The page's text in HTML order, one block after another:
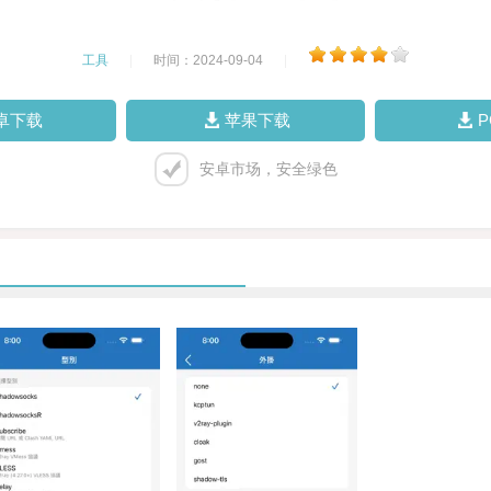
工具 时间：2024-09-04
下载 苹果下载
安卓市场，安全绿色